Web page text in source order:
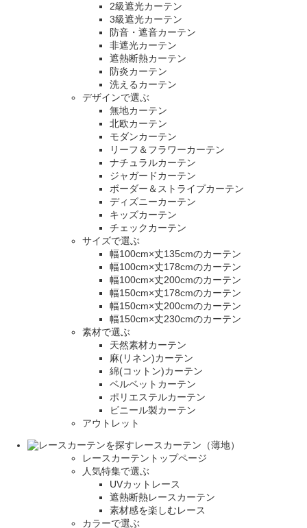
2級遮光カーテン
3級遮光カーテン
防音・遮音カーテン
非遮光カーテン
遮熱断熱カーテン
防炎カーテン
洗えるカーテン
デザインで選ぶ
無地カーテン
北欧カーテン
モダンカーテン
リーフ＆フラワーカーテン
ナチュラルカーテン
ジャガードカーテン
ボーダー＆ストライプカーテン
ディズニーカーテン
キッズカーテン
チェックカーテン
サイズで選ぶ
幅100cm×丈135cmのカーテン
幅100cm×丈178cmのカーテン
幅100cm×丈200cmのカーテン
幅150cm×丈178cmのカーテン
幅150cm×丈200cmのカーテン
幅150cm×丈230cmのカーテン
素材で選ぶ
天然素材カーテン
麻(リネン)カーテン
綿(コットン)カーテン
ベルベットカーテン
ポリエステルカーテン
ビニール製カーテン
アウトレット
レースカーテン（薄地）
レースカーテントップページ
人気特集で選ぶ
UVカットレース
遮熱断熱レースカーテン
素材感を楽しむレース
カラーで選ぶ